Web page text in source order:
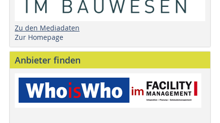
Zu den Mediadaten
Zur Homepage
Anbieter finden